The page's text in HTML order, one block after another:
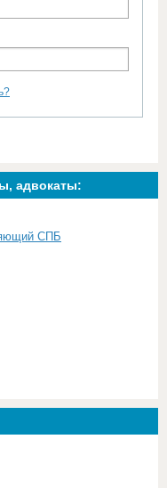
адвокаты:
СПБ